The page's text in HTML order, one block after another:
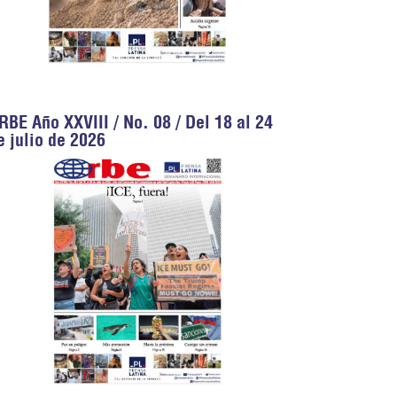
Año XXVIII / No. 08 / Del 18 al 24
julio de 2026